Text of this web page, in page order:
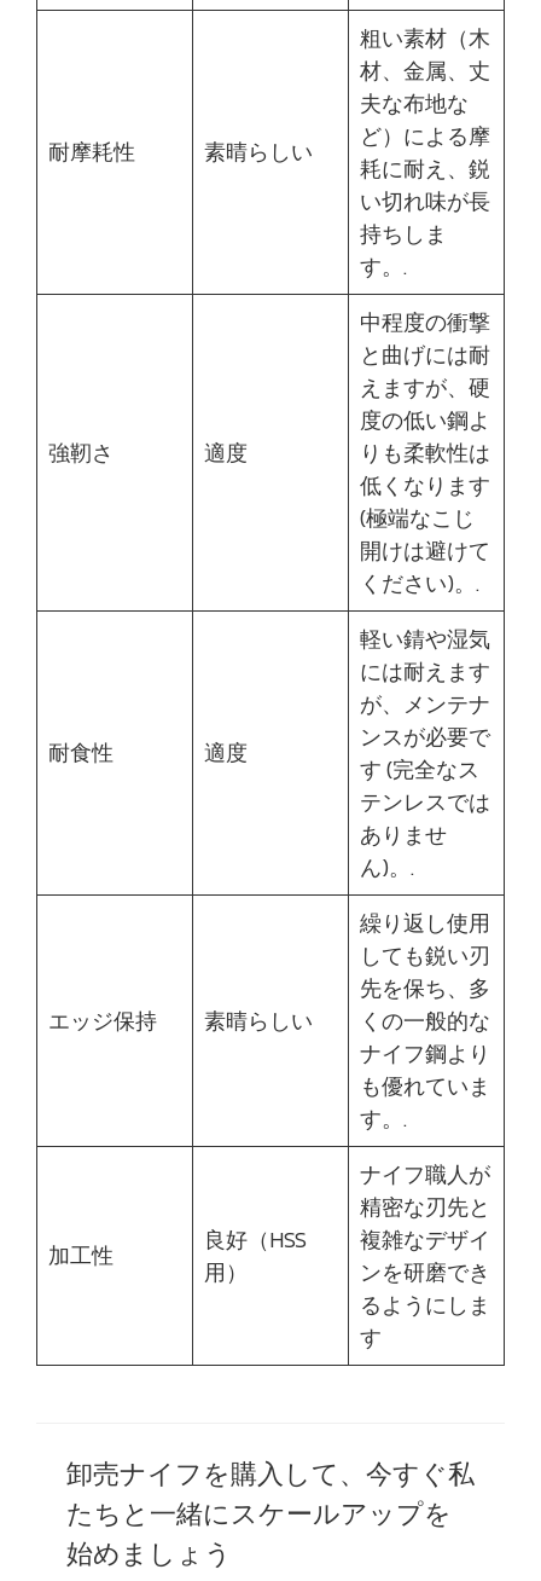
耐摩耗性 素晴らしい
粗い素材（木
材、金属、丈
夫な布地な
ど）による摩
耗に耐え、鋭
い切れ味が長
持ちしま
す。.
強靭さ 適度
中程度の衝撃
と曲げには耐
えますが、硬
度の低い鋼よ
りも柔軟性は
低くなります
(極端なこじ
開けは避けて
ください)。.
耐食性 適度
軽い錆や湿気
には耐えます
が、メンテナ
ンスが必要で
す (完全なス
テンレスでは
ありませ
ん)。.
エッジ保持 素晴らしい
繰り返し使用
しても鋭い刃
先を保ち、多
くの一般的な
ナイフ鋼より
も優れていま
す。.
加工性
良好（HSS
用）
ナイフ職人が
精密な刃先と
複雑なデザイ
ンを研磨でき
るようにしま
す
卸売ナイフを購入して、今すぐ私
たちと一緒にスケールアップを
始めましょう